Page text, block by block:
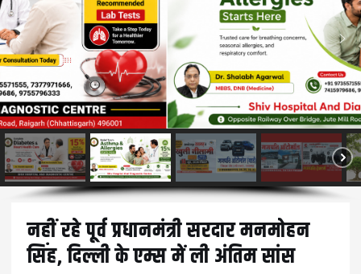
नहीं रहे पूर्व प्रधानमंत्री सरदार मनमोहन
सिंह, दिल्ली के एम्स में ली अंतिम सांस